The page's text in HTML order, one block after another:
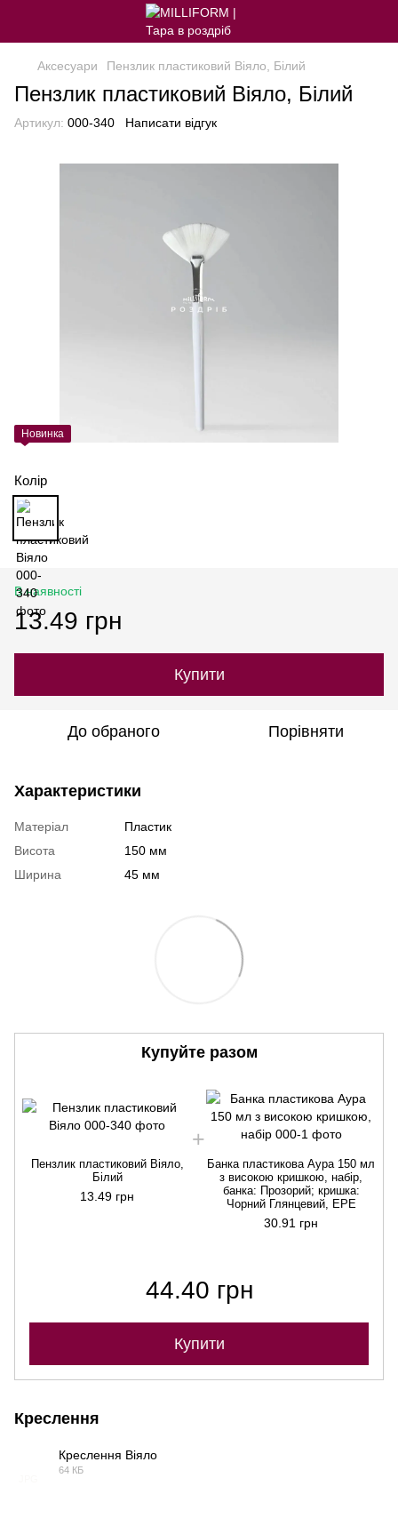
Аксесуари Пензлик пластиковий Віяло, Білий
Пензлик пластиковий Віяло, Білий
Артикул: 000-340 Написати відгук
Новинка
Колір
В наявності
13.49 грн
Купити
До обраного Порівняти
Характеристики
Матеріал
Пластик
Висота
150 мм
Ширина
45 мм
Купуйте разом
Пензлик пластиковий Віяло,
Білий
13.49 грн
Банка пластикова Аура 150 мл
з високою кришкою, набір,
банка: Прозорий; кришка:
Чорний Глянцевий, EPE
30.91 грн
44.40 грн
Купити
Креслення
Креслення Віяло
64 КБ